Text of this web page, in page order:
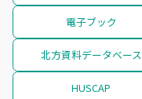
電子ブック
北方資料データベース
HUSCAP